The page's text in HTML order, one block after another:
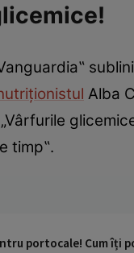
Alba
timp‟.
portocale! Cum îți